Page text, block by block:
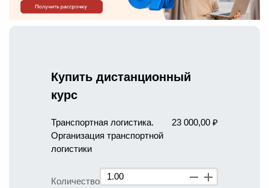
Купить дистанционный
курс
Транспортная логистика.
Организация транспортной
логистики
23 000,00 ₽
Количество